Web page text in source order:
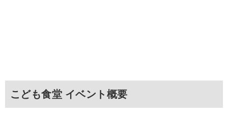
こども食堂 イベント概要